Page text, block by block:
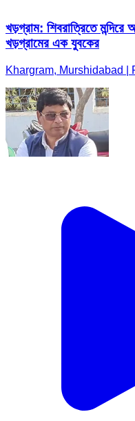
খড়গ্রাম: শিবরাত্রিতে
খড়গ্রামের এক যুবকের
Khargram, Murshidabad |